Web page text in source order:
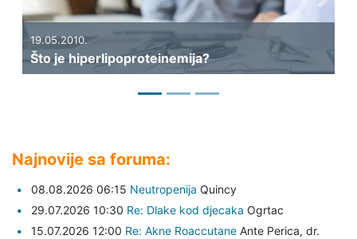
14.05.2010.
Što su
Previous Next
Najnovije sa foruma:
08.08.2026 06:15 Neutropenija Quincy
29.07.2026 10:30 Re: Dlake kod djecaka Ogrtac
15.07.2026 12:00 Re: Akne Roaccutane Ante Perica, dr.